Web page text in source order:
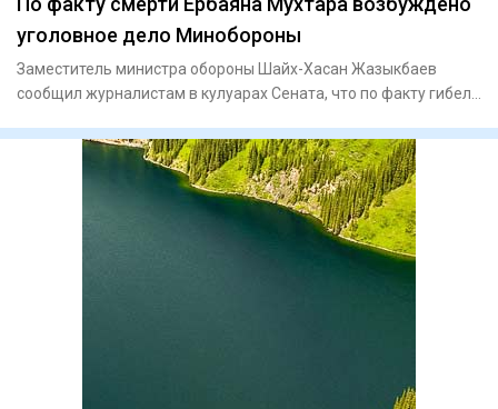
уголовное дело Минобороны
Заместитель министра обороны Шайх-Хасан Жазыкбаев
сообщил журналистам в кулуарах Сената, что по факту гибели